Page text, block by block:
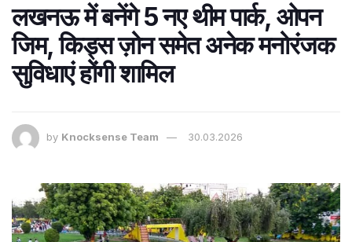
लखनऊ में बनेंगे 5 नए थीम पार्क, ओपन
जिम, किड्स ज़ोन समेत अनेक मनोरंजक
सुविधाएं होंगी शामिल
by Knocksense Team 30.03.2026